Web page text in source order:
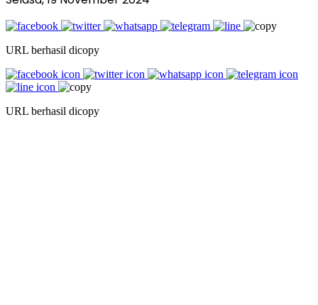
URL berhasil dicopy
URL berhasil dicopy